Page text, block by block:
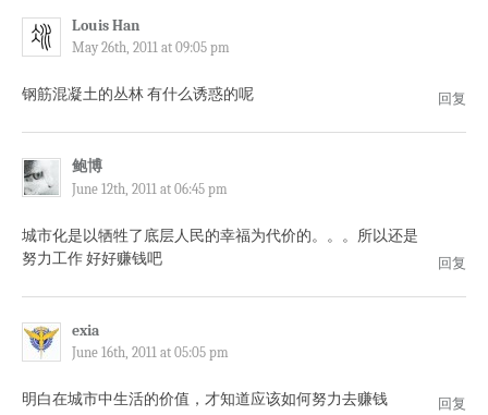
Louis Han
May 26th, 2011 at 09:05 pm
钢筋混凝土的丛林 有什么诱惑的呢 回复
鲍博
June 12th, 2011 at 06:45 pm
城市化是以牺牲了底层人民的幸福为代价的。。。所以还是
努力工作 好好赚钱吧
回复
exia
June 16th, 2011 at 05:05 pm
明白在城市中生活的价值，才知道应该如何努力去赚钱 回复